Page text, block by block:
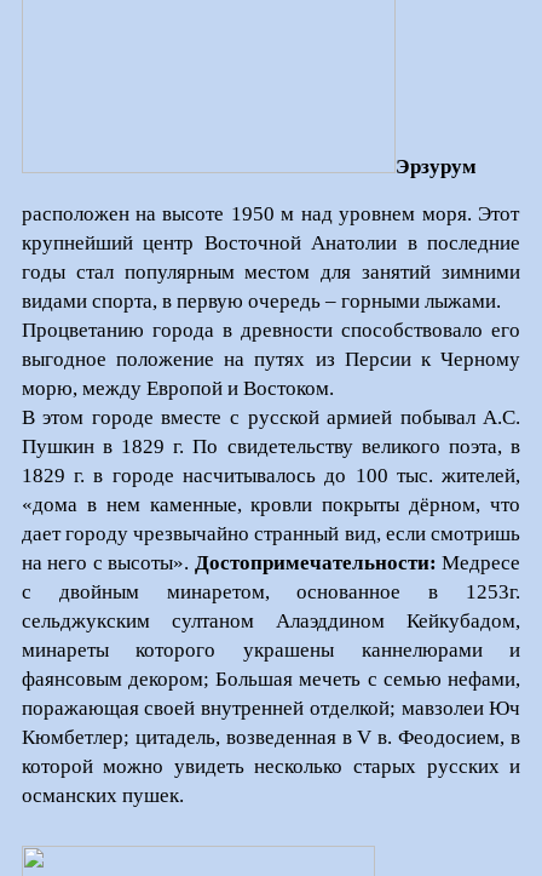
Эрзурум
расположен на высоте 1950 м над уровнем моря. Этот
крупнейший центр Восточной Анатолии в последние
годы стал популярным местом для занятий зимними
видами спорта, в первую очередь – горными лыжами.
Процветанию города в древности способствовало его
выгодное положение на путях из Персии к Черному
морю, между Европой и Востоком.
В этом городе вместе с русской армией побывал А.С.
Пушкин в 1829 г. По свидетельству великого поэта, в
1829 г. в городе насчитывалось до 100 тыс. жителей,
«дома в нем каменные, кровли покрыты дёрном, что
дает городу чрезвычайно странный вид, если смотришь
на него с высоты». Достопримечательности: Медресе
с двойным минаретом, основанное в 1253г.
сельджукским султаном Алаэддином Кейкубадом,
минареты которого украшены каннелюрами и
фаянсовым декором; Большая мечеть с семью нефами,
поражающая своей внутренней отделкой; мавзолеи Юч
Кюмбетлер; цитадель, возведенная вV в. Феодосием, в
которой можно увидеть несколько старых русских и
османских пушек.